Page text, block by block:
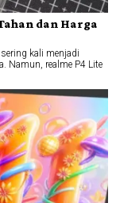
dan Harga
kali menjadi
Namun, realme P4 Lite